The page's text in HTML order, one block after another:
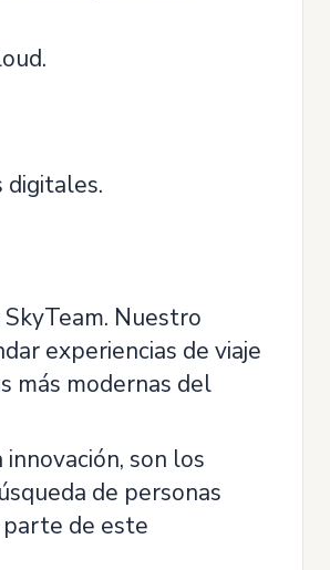
digitales.
Nuestro
experiencias de viaje
más modernas del
son los
de personas
de este